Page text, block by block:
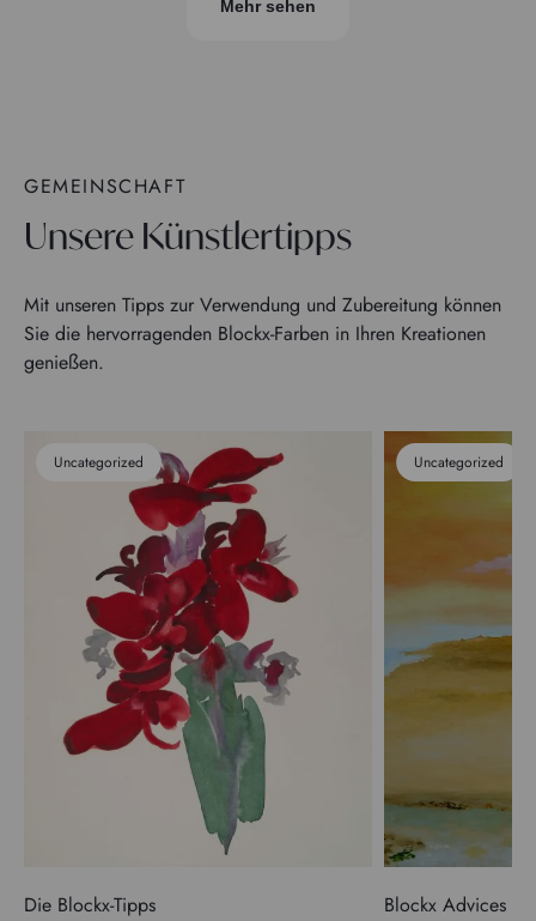
Mehr sehen
GEMEINSCHAFT
Unsere Künstlertipps
Mit unseren Tipps zur Verwendung und Zubereitung können
Sie die hervorragenden Blockx-Farben in Ihren Kreationen
genießen.
Uncategorized
Die Blockx-Tipps
Uncategorized
Blockx Advices